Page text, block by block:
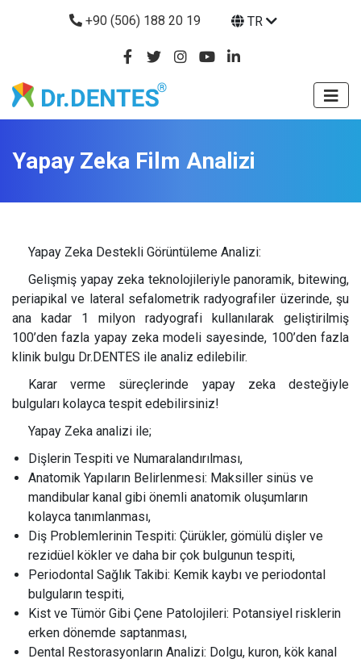
+90 (506) 188 20 19 TR
Yapay Zeka Film Analizi
Yapay Zeka Destekli Görüntüleme Analizi:
Gelişmiş yapay zeka teknolojileriyle panoramik, bitewing,
periapikal ve lateral sefalometrik radyografiler üzerinde, şu
ana kadar 1 milyon radyografi kullanılarak geliştirilmiş
100’den fazla yapay zeka modeli sayesinde, 100’den fazla
klinik bulgu Dr.DENTES ile analiz edilebilir.
Karar verme süreçlerinde yapay zeka desteğiyle
bulguları kolayca tespit edebilirsiniz!
Yapay Zeka analizi ile;
Dişlerin Tespiti ve Numaralandırılması,
Anatomik Yapıların Belirlenmesi: Maksiller sinüs ve
mandibular kanal gibi önemli anatomik oluşumların
kolayca tanımlanması,
Diş Problemlerinin Tespiti: Çürükler, gömülü dişler ve
rezidüel kökler ve daha bir çok bulgunun tespiti,
Periodontal Sağlık Takibi: Kemik kaybı ve periodontal
bulguların tespiti,
Kist ve Tümör Gibi Çene Patolojileri: Potansiyel risklerin
erken dönemde saptanması,
Dental Restorasyonların Analizi: Dolgu, kuron, kök kanal